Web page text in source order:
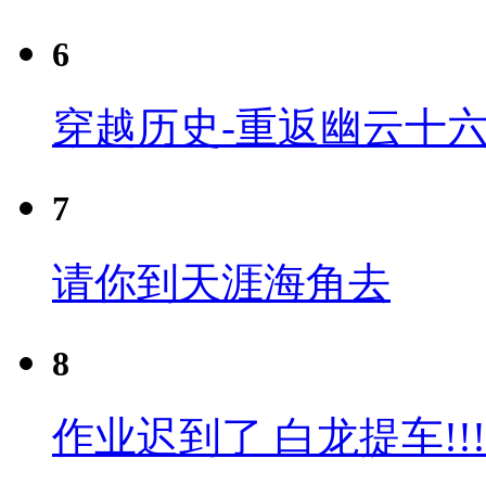
6
穿越历史-重返幽云十
7
请你到天涯海角去
8
作业迟到了 白龙提车